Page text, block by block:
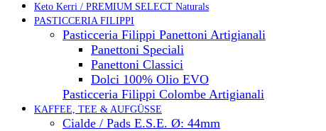
Keto Kerri / PREMIUM SELECT Naturals
PASTICCERIA FILIPPI
Pasticceria Filippi Panettoni Artigianali
Panettoni Speciali
Panettoni Classici
Dolci 100% Olio EVO
Pasticceria Filippi Colombe Artigianali
KAFFEE, TEE & AUFGÜSSE
Cialde / Pads E.S.E. Ø: 44mm